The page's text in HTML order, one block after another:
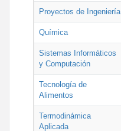
Proyectos de Ingeniería
Química
Sistemas Informáticos
y Computación
Tecnología de
Alimentos
Termodinámica
Aplicada